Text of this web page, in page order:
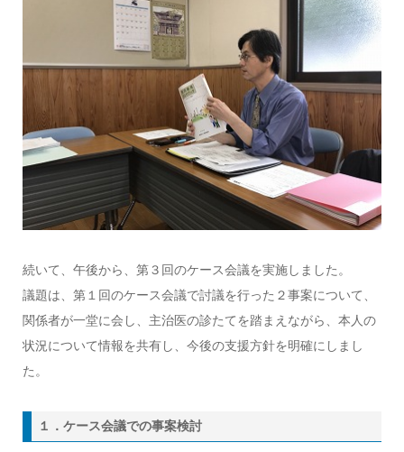
続いて、午後から、第３回のケース会議を実施しました。
議題は、第１回のケース会議で討議を行った２事案について、
関係者が一堂に会し、主治医の診たてを踏まえながら、本人の
状況について情報を共有し、今後の支援方針を明確にしまし
た。
１．ケース会議での事案検討